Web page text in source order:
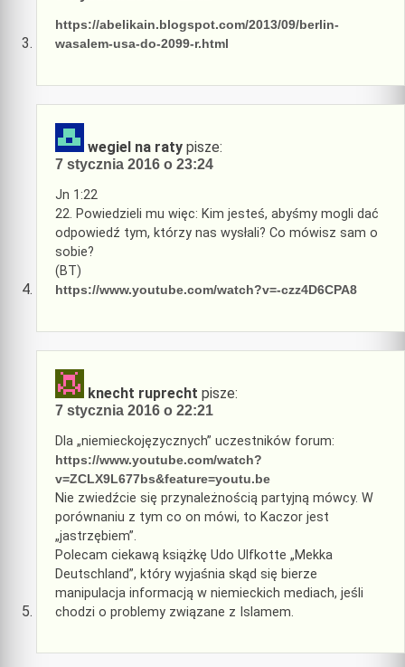
https://abelikain.blogspot.com/2013/09/berlin-
wasalem-usa-do-2099-r.html
wegiel na raty pisze:
7 stycznia 2016 o 23:24
Jn 1:22
22. Powiedzieli mu więc: Kim jesteś, abyśmy mogli dać
odpowiedź tym, którzy nas wysłali? Co mówisz sam o
sobie?
(BT)
https://www.youtube.com/watch?v=-czz4D6CPA8
knecht ruprecht pisze:
7 stycznia 2016 o 22:21
Dla „niemieckojęzycznych” uczestników forum:
https://www.youtube.com/watch?
v=ZCLX9L677bs&feature=youtu.be
Nie zwiedźcie się przynależnością partyjną mówcy. W
porównaniu z tym co on mówi, to Kaczor jest
„jastrzębiem”.
Polecam ciekawą książkę Udo Ulfkotte „Mekka
Deutschland”, który wyjaśnia skąd się bierze
manipulacja informacją w niemieckich mediach, jeśli
chodzi o problemy związane z Islamem.